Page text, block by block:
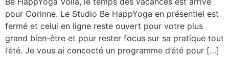
pour Corinne. Le Studio Be HappYoga en présentiel est
fermé et celui en ligne reste ouvert pour votre plus
grand bien-être et pour rester focus sur sa pratique tout
l’été. Je vous ai concocté un programme d’été pour […]